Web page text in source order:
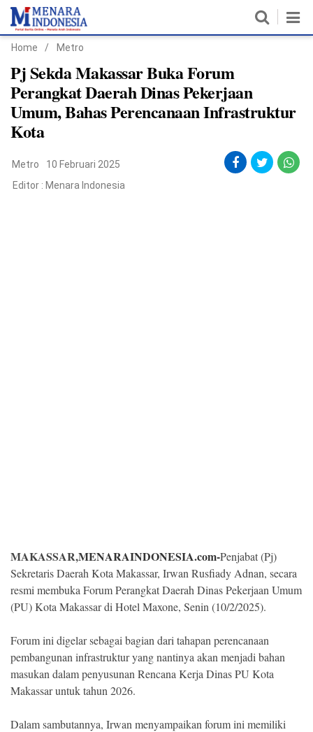
Home
Nasional
Politik
Metro
Daerah
©
Copyright
2026
.
Right
Reserve
Home / Metro
Pj Sekda Makassar Buka Forum
Perangkat Daerah Dinas Pekerjaan
Umum, Bahas Perencanaan Infrastruktur
Kota
Metro
10 Februari 2025
Editor : Menara Indonesia
MAKASSAR,MENARAINDONESIA.com-Penjabat (Pj)
Sekretaris Daerah Kota Makassar, Irwan Rusfiady Adnan, secara
resmi membuka Forum Perangkat Daerah Dinas Pekerjaan Umum
(PU) Kota Makassar di Hotel Maxone, Senin (10/2/2025).
Forum ini digelar sebagai bagian dari tahapan perencanaan
pembangunan infrastruktur yang nantinya akan menjadi bahan
masukan dalam penyusunan Rencana Kerja Dinas PU Kota
Makassar untuk tahun 2026.
Dalam sambutannya, Irwan menyampaikan forum ini memiliki